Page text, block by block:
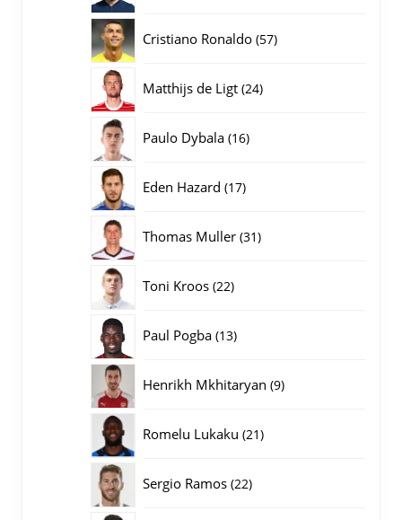
Cristiano Ronaldo 5757
Matthijs de Ligt 2424
Paulo Dybala 1616
Eden Hazard 1717
Thomas Muller 3131
Toni Kroos 2222
Paul Pogba 1313
Henrikh Mkhitaryan 99
Romelu Lukaku 2121
Sergio Ramos 2222